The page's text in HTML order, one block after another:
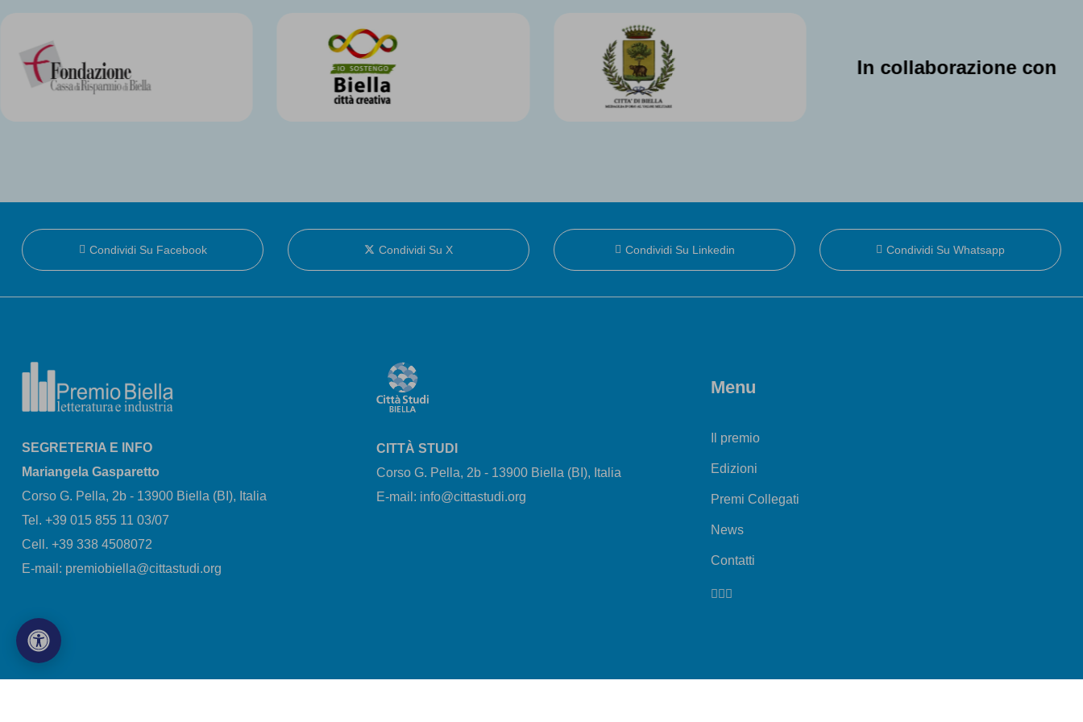
In collaborazione con
Condividi Su Facebook Condividi Su X Condividi Su Linkedin Condividi Su Whatsapp
SEGRETERIA E INFO
Mariangela Gasparetto
Corso G. Pella, 2b - 13900 Biella (BI), Italia
Tel. +39 015 855 11 03/07
Cell. +39 338 4508072
E-mail: premiobiella@cittastudi.org
CITTÀ STUDI
Corso G. Pella, 2b - 13900 Biella (BI), Italia
E-mail: info@cittastudi.org
Menu
Il premio
Edizioni
Premi Collegati
News
Contatti